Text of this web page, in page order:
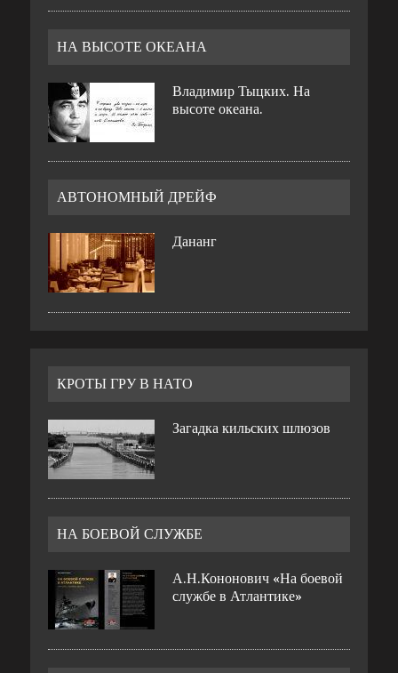
НА ВЫСОТЕ ОКЕАНА
Владимир Тыцких. На
высоте океана.
АВТОНОМНЫЙ ДРЕЙФ
Дананг
КРОТЫ ГРУ В НАТО
Загадка кильских шлюзов
НА БОЕВОЙ СЛУЖБЕ
А.Н.Кононович «На боевой
службе в Атлантике»